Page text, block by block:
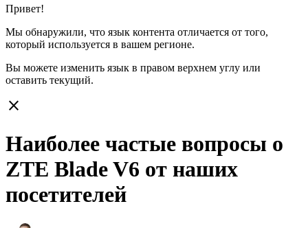
Привет!
Мы обнаружили, что язык контента отличается от того,
который используется в вашем регионе.
Вы можете изменить язык в правом верхнем углу или
оставить текущий.
close
Наиболее частые вопросы о
ZTE Blade V6 от наших
посетителей